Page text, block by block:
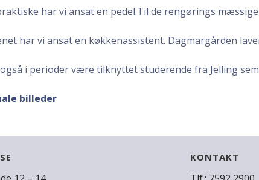
har vi ansat en pedel.Til de rengørings
har vi ansat en køkkenassistent. Dagmargården
i perioder være tilknyttet studerende fra Jelling
billeder
KONTAKT